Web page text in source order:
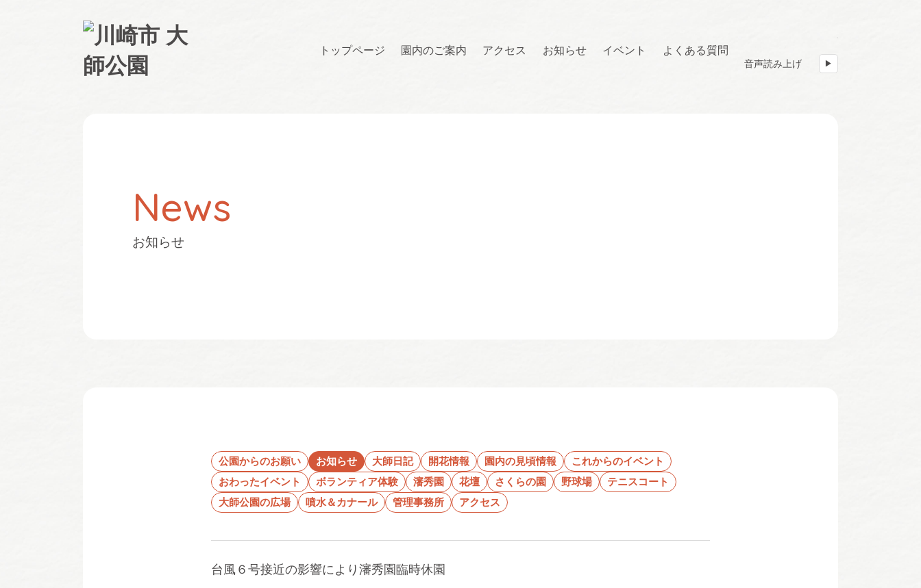
トップページ 園内のご案内 アクセス お知らせ イベント よくある質問
音声読み上げ
News
お知らせ
公園からのお願い お知らせ 大師日記 開花情報 園内の見頃情報
これからのイベント
おわったイベント
ボランティア体験 瀋秀園 花壇 さくらの園 野球場
テニスコート
大師公園の広場
噴水＆カナール 管理事務所 アクセス
台風６号接近の影響により瀋秀園臨時休園